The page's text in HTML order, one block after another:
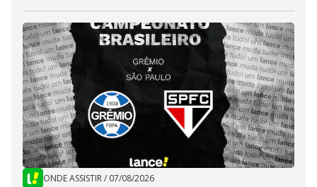
ONDE ASSISTIR/ 07/08/2026